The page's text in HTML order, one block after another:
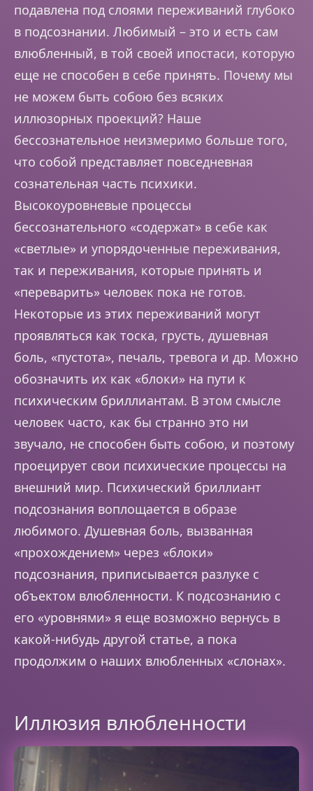
подавлена под слоями переживаний глубоко
в подсознании. Любимый – это и есть сам
влюбленный, в той своей ипостаси, которую
еще не способен в себе принять. Почему мы
не можем быть собою без всяких
иллюзорных проекций? Наше
бессознательное неизмеримо больше того,
что собой представляет повседневная
сознательная часть психики.
Высокоуровневые процессы
бессознательного «содержат» в себе как
«светлые» и упорядоченные переживания,
так и переживания, которые принять и
«переварить» человек пока не готов.
Некоторые из этих переживаний могут
проявляться как тоска, грусть, душевная
боль, «пустота», печаль, тревога и др. Можно
обозначить их как «блоки» на пути к
психическим бриллиантам. В этом смысле
человек часто, как бы странно это ни
звучало, не способен быть собою, и поэтому
проецирует свои психические процессы на
внешний мир. Психический бриллиант
подсознания воплощается в образе
любимого. Душевная боль, вызванная
«прохождением» через «блоки»
подсознания, приписывается разлуке с
объектом влюбленности. К подсознанию с
его «уровнями» я еще возможно вернусь в
какой-нибудь другой статье, а пока
продолжим о наших влюбленных «слонах».
Иллюзия влюбленности